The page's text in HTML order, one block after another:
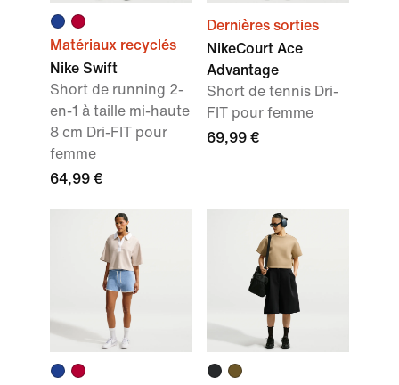
Matériaux recyclés
Nike Swift
Short de running 2-
en-1 à taille mi-haute
8 cm Dri-FIT pour
femme
64,99 €
Dernières sorties
NikeCourt Ace
Advantage
Short de tennis Dri-
FIT pour femme
69,99 €